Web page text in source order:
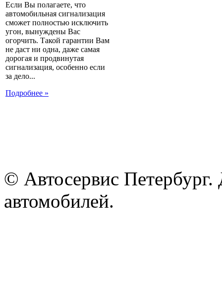
Если Вы полагаете, что
автомобильная сигнализация
сможет полностью исключить
угон, вынуждены Вас
огорчить. Такой гарантии Вам
не даст ни одна, даже самая
дорогая и продвинутая
сигнализация, особенно если
за дело...
Подробнее »
© Автосервис
автомобилей.